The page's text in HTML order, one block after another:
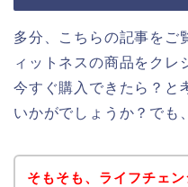
多分、こちらの記事をご
ィットネスの商品をクレ
今すぐ購入できたら？と
いかがでしょうか？でも
そもそも、ライフチェ